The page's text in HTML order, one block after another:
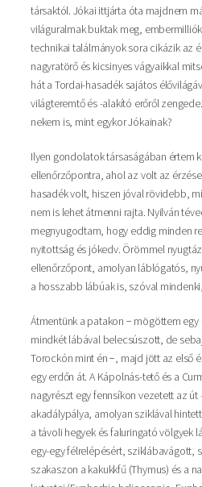
társaktól. Jókai ittjárta óta majdnem
világuralmak buktak meg,
technikai találmányok sora cikázik az
nagyratörő és kicsinyes vágyaikkal
hát a Tordai-hasadék sajátos
világteremtő és -alakító erőről
nekem is, mint egykor Jókainak?
Ilyen gondolatok társaságában értem
ellenőrzőpontra, ahol az volt az
hasadék volt, hiszen jóval rövidebb,
nem is lehet átmenni rajta. Nyilván
megnyugodtam, hogy eddig minden
nyitottság és jókedv. Örömmel
ellenőrzőpont, amolyan láblógatós,
a hosszabb lábúak is, szóval
Átmentünk a patakon − mögöttem
mindkét lábával belecsúszott, de
Torockón mint én −, majd jött az első
egy erdőn át. A Kápolnás-tető és a
nagyrészt egy fennsíkon vezetett az
akadálypálya, amolyan sziklával
a távoli hegyek és faluringató völgyek
egy-egy félrelépésért, sziklábavágott,
szakaszon a kakukkfű (Thymus) és a